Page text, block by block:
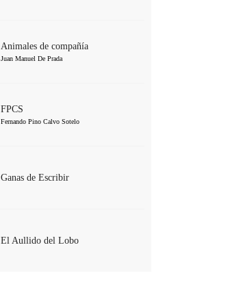
Animales de compañía
Juan Manuel De Prada
FPCS
Fernando Pino Calvo Sotelo
Ganas de Escribir
El Aullido del Lobo